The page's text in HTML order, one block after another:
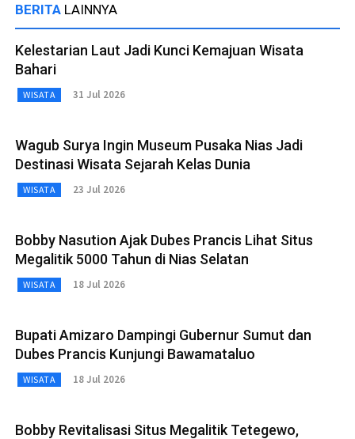
BERITA LAINNYA
Kelestarian Laut Jadi Kunci Kemajuan Wisata
Bahari
WISATA 31 Jul 2026
Wagub Surya Ingin Museum Pusaka Nias Jadi
Destinasi Wisata Sejarah Kelas Dunia
WISATA 23 Jul 2026
Bobby Nasution Ajak Dubes Prancis Lihat Situs
Megalitik 5000 Tahun di Nias Selatan
WISATA 18 Jul 2026
Bupati Amizaro Dampingi Gubernur Sumut dan
Dubes Prancis Kunjungi Bawamataluo
WISATA 18 Jul 2026
Bobby Revitalisasi Situs Megalitik Tetegewo,